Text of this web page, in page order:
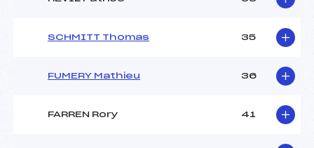
SCHMITT Thomas 35
FUMERY Mathieu 36
FARREN Rory 41